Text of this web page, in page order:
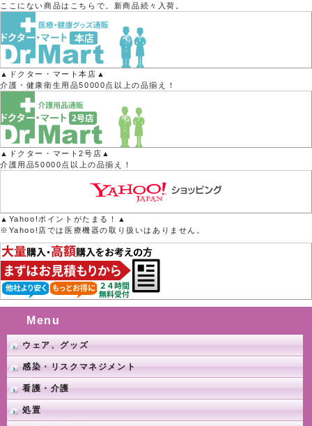
ここにない商品はこちらで。新商品続々入荷。
▲ドクター・マート本店▲
介護・健康衛生用品50000点以上の品揃え！
▲ドクター・マート2号店▲
介護用品50000点以上の品揃え！
▲Yahoo!ポイントがたまる！▲
※Yahoo!店では医療機器の取り扱いはありません。
Menu
ウェア、グッズ
感染・リスクマネジメント
看護・介護
処置